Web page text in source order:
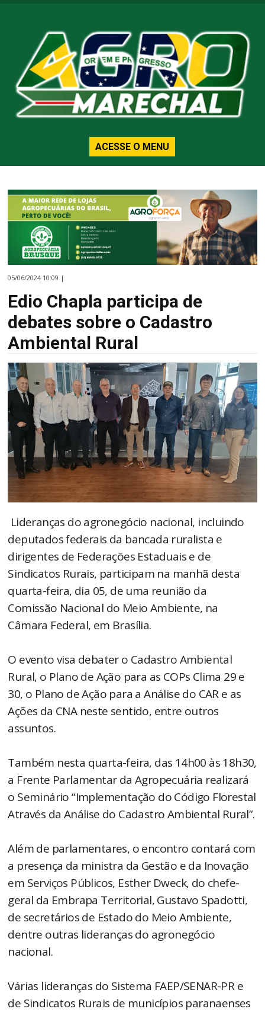
ACESSE O MENU
05/06/2024 10:09 |
Edio Chapla participa de
debates sobre o Cadastro
Ambiental Rural
Lideranças do agronegócio nacional, incluindo
deputados federais da bancada ruralista e
dirigentes de Federações Estaduais e de
Sindicatos Rurais, participam na manhã desta
quarta-feira, dia 05, de uma reunião da
Comissão Nacional do Meio Ambiente, na
Câmara Federal, em Brasília.
O evento visa debater o Cadastro Ambiental
Rural, o Plano de Ação para as COPs Clima 29 e
30, o Plano de Ação para a Análise do CAR e as
Ações da CNA neste sentido, entre outros
assuntos.
Também nesta quarta-feira, das 14h00 às 18h30,
a Frente Parlamentar da Agropecuária realizará
o Seminário “Implementação do Código Florestal
Através da Análise do Cadastro Ambiental Rural”.
Além de parlamentares, o encontro contará com
a presença da ministra da Gestão e da Inovação
em Serviços Públicos, Esther Dweck, do chefe-
geral da Embrapa Territorial, Gustavo Spadotti,
de secretários de Estado do Meio Ambiente,
dentre outras lideranças do agronegócio
nacional.
Várias lideranças do Sistema FAEP/SENAR-PR e
de Sindicatos Rurais de municípios paranaenses